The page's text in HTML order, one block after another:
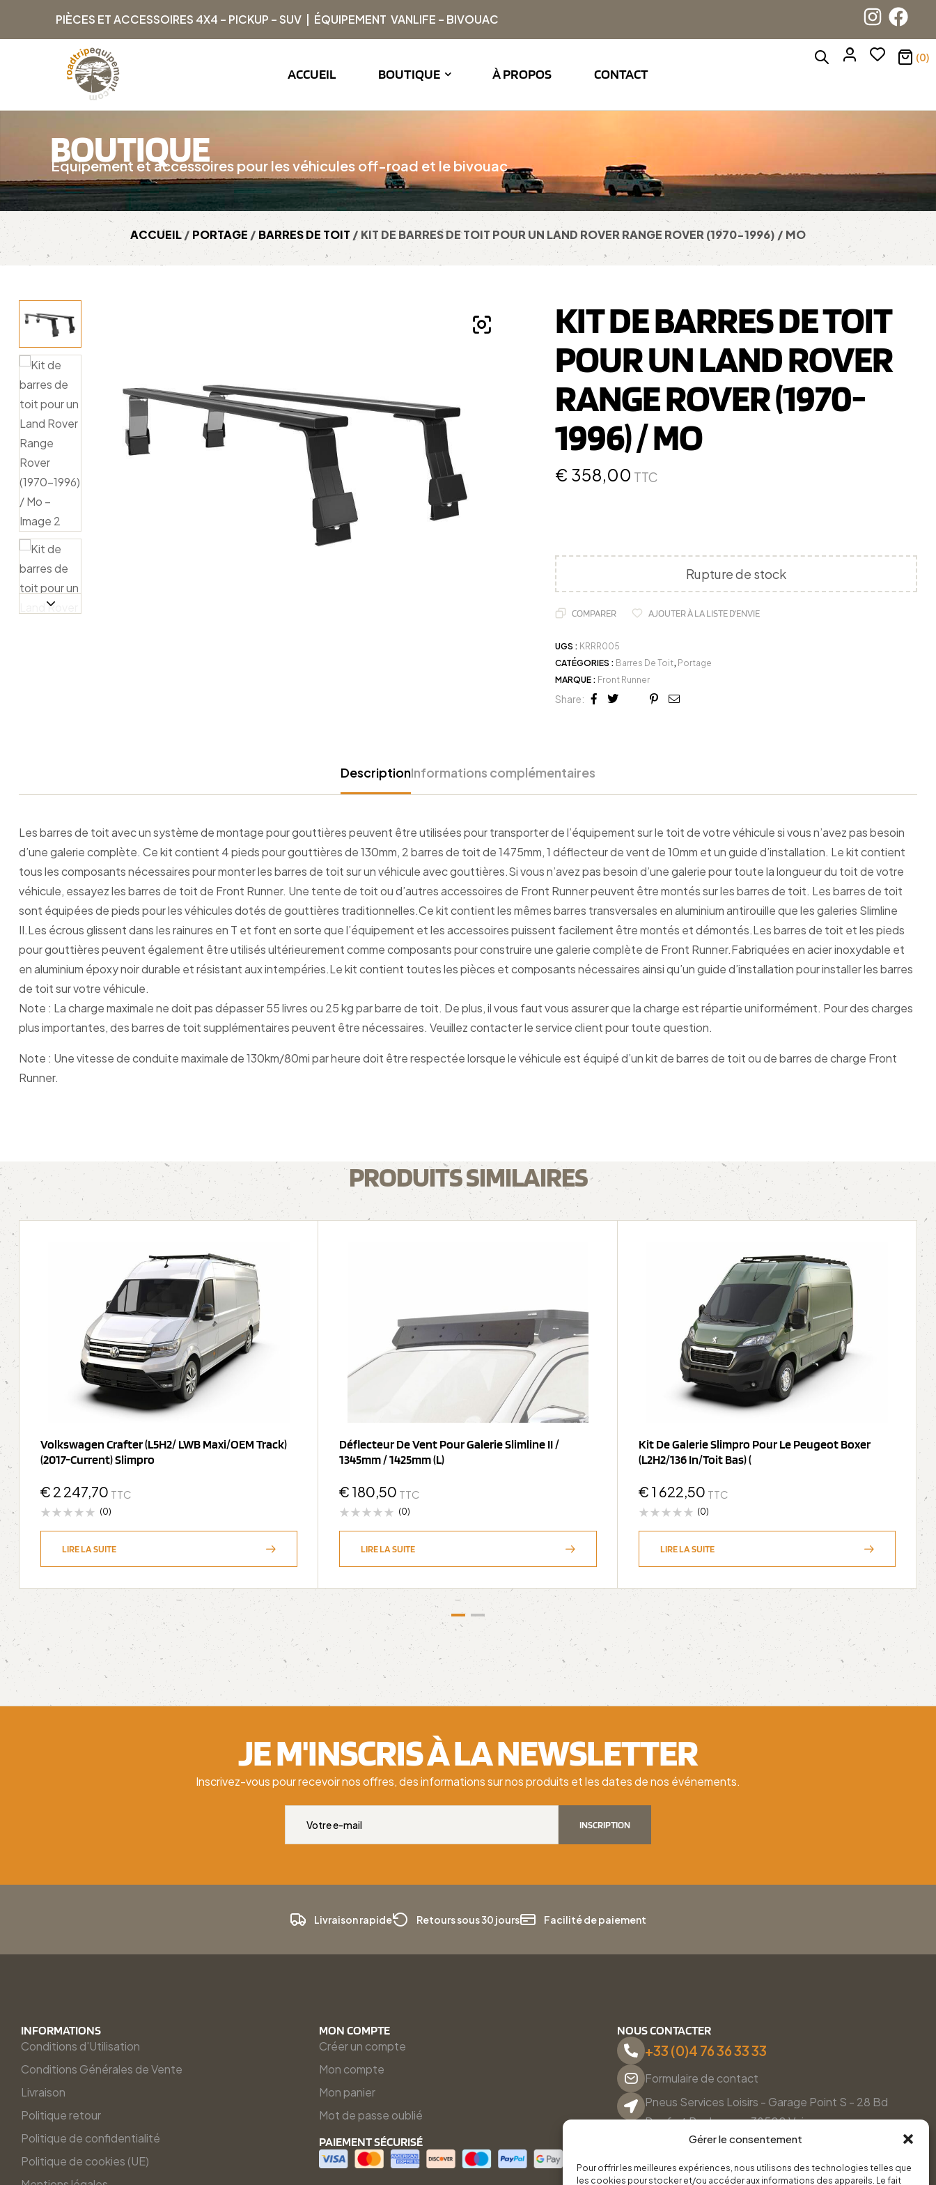
Gérer le consentement
Pour offrir les meilleures expériences, nous utilisons des technologies telles que
les cookies pour stocker et/ou accéder aux informations des appareils. Le fait
PIÈCES ET ACCESSOIRES 4X4 – PICKUP – SUV | ÉQUIPEMENT VANLIFE – BIVOUAC
ACCUEIL BOUTIQUE À PROPOS CONTACT
(0)
BOUTIQUE
Équipement et accessoires pour les véhicules off-road et le bivouac
ACCUEIL/ PORTAGE / BARRES DE TOIT / KIT DE BARRES DE TOIT POUR UN LAND ROVER RANGE ROVER (1970-1996) / MO
KIT DE BARRES DE TOIT
POUR UN LAND ROVER
RANGE ROVER (1970-
1996) / MO
€ 358,00 TTC
Rupture de stock
COMPARER AJOUTER À LA LISTE D'ENVIE
UGS : KRRR005
CATÉGORIES : Barres De Toit, Portage
MARQUE : Front Runner
Share:
Facebook
TwitterLinkedin
Google+
Pinterest
Email
DescriptionInformations complémentaires
Les barres de toit avec un système de montage pour gouttières peuvent être utilisées pour transporter de l’équipement sur le toit de votre véhicule si vous n’avez pas besoin
d’une galerie complète. Ce kit contient 4 pieds pour gouttières de 130mm, 2 barres de toit de 1475mm, 1 déflecteur de vent de 10mm et un guide d’installation. Le kit contient
tous les composants nécessaires pour monter les barres de toit sur un véhicule avec gouttières.Si vous n’avez pas besoin d’une galerie pour toute la longueur du toit de votre
véhicule, essayez les barres de toit de Front Runner. Une tente de toit ou d’autres accessoires de Front Runner peuvent être montés sur les barres de toit. Les barres de toit
sont équipées de pieds pour les véhicules dotés de gouttières traditionnelles.Ce kit contient les mêmes barres transversales en aluminium antirouille que les galeries Slimline
II.Les écrous glissent dans les rainures en T et font en sorte que l’équipement et les accessoires puissent facilement être montés et démontés.Les barres de toit et les pieds
pour gouttières peuvent également être utilisés ultérieurement comme composants pour construire une galerie complète de Front Runner.Fabriquées en acier inoxydable et
en aluminium époxy noir durable et résistant aux intempéries.Le kit contient toutes les pièces et composants nécessaires ainsi qu’un guide d’installation pour installer les barres
de toit sur votre véhicule.
Note : La charge maximale ne doit pas dépasser 55 livres ou 25 kg par barre de toit. De plus, il vous faut vous assurer que la charge est répartie uniformément. Pour des charges
plus importantes, des barres de toit supplémentaires peuvent être nécessaires. Veuillez contacter le service client pour toute question.
Note : Une vitesse de conduite maximale de 130km/80mi par heure doit être respectée lorsque le véhicule est équipé d’un kit de barres de toit ou de barres de charge Front
Runner.
PRODUITS SIMILAIRES
Volkswagen Crafter (L5H2/ LWB Maxi/OEM Track)
(2017-Current) Slimpro
€ 2 247,70 TTC
(0)
LIRE LA SUITE
Déflecteur De Vent Pour Galerie Slimline II /
1345mm / 1425mm (l)
€ 180,50 TTC
(0)
LIRE LA SUITE
Kit De Galerie Slimpro Pour Le Peugeot Boxer
(L2H2/136 In/Toit Bas) (
€ 1 622,50 TTC
(0)
LIRE LA SUITE
JE M'INSCRIS À LA NEWSLETTER
Inscrivez-vous pour recevoir nos offres, des informations sur nos produits et les dates de nos événements.
INSCRIPTION
Livraison rapide Retours sous 30 jours Facilité de paiement
INFORMATIONS
Conditions d'Utilisation
Conditions Générales de Vente
Livraison
Politique retour
Politique de confidentialité
Politique de cookies (UE)
MON COMPTE
Créer un compte
Mon compte
Mon panier
Mot de passe oublié
PAIEMENT SÉCURISÉ
NOUS CONTACTER
+33 (0)4 76 36 33 33
Formulaire de contact
Pneus Services Loisirs - Garage Point S - 28 Bd
Denfert Rochereau, 38500 Voiron
Du lundi au vendredi, de 8h30 à 12h00 et de 14h00 à